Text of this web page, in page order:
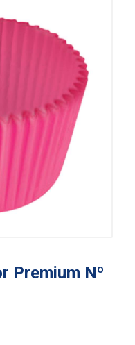
Premium Nº